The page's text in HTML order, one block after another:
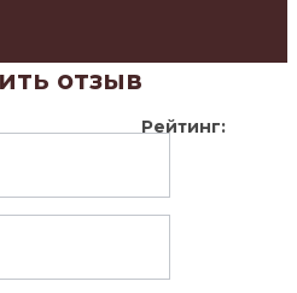
отзыв
Рейтинг: